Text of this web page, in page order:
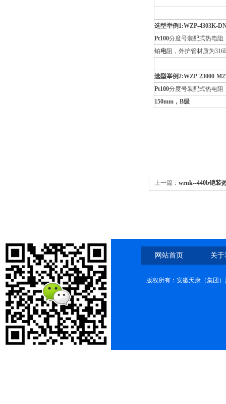
选型举例1:WZP-4303K-
Pt100分度号装配式热电阻
铂电阻，外护管材质为
选型举例2:WZP-23000-
Pt100分度号装配式热电阻
150mm，B级
上一篇： wrnk--440b铠装
网站首页 关
版权所有：安徽天康（集团